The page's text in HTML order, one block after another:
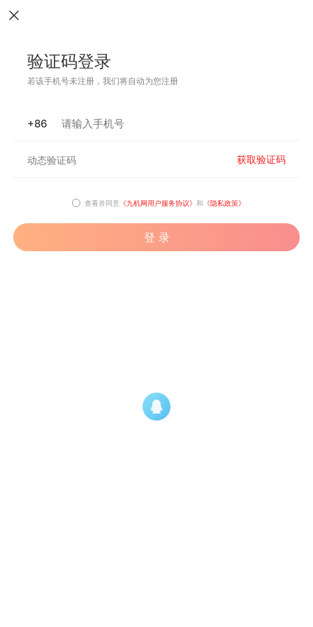
验证码登录
若该手机号未注册，我们将自动为您注册
+86
获取验证码
查看并同意 《九机网用户服务协议》 和 《隐私政策》
登 录